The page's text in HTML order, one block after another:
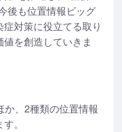
後も位置情報ビッグ
対策に役立てる取り
を創造していきま
か、2種類の位置情報
。